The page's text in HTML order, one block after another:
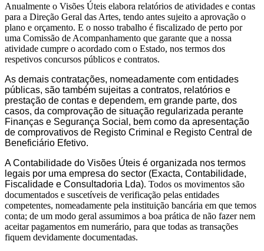
Anualmente o Visões Úteis elabora relatórios de atividades e contas
para a Direção Geral das Artes, tendo antes sujeito a aprovação o
plano e orçamento. E o nosso trabalho é fiscalizado de perto por
uma Comissão de Acompanhamento que garante que a nossa
atividade cumpre o acordado com o Estado, nos termos dos
respetivos concursos públicos e contratos.
As demais contratações, nomeadamente com entidades
públicas, são também sujeitas a contratos, relatórios e
prestação de contas e dependem, em grande parte, dos
casos, da comprovação de situação regularizada perante
Finanças e Segurança Social, bem como da apresentação
de comprovativos de Registo Criminal e Registo Central de
Beneficiário Efetivo.
A Contabilidade do Visões Úteis é organizada nos termos
legais por uma empresa do sector (Exacta, Contabilidade,
Fiscalidade e Consultadoria Lda). Todos os movimentos são
documentados e suscetíveis de verificação pelas entidades
competentes, nomeadamente pela instituição bancária em que temos
conta; de um modo geral assumimos a boa prática de não fazer nem
aceitar pagamentos em numerário, para que todas as transações
fiquem devidamente documentadas.